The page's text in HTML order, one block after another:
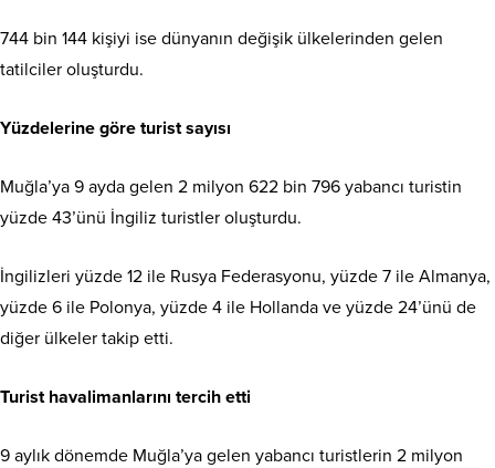
744 bin 144 kişiyi ise dünyanın değişik ülkelerinden gelen
tatilciler oluşturdu.
Yüzdelerine göre turist sayısı
Muğla’ya 9 ayda gelen 2 milyon 622 bin 796 yabancı turistin
yüzde 43’ünü İngiliz turistler oluşturdu.
İngilizleri yüzde 12 ile Rusya Federasyonu, yüzde 7 ile Almanya,
yüzde 6 ile Polonya, yüzde 4 ile Hollanda ve yüzde 24’ünü de
diğer ülkeler takip etti.
Turist havalimanlarını tercih etti
9 aylık dönemde Muğla’ya gelen yabancı turistlerin 2 milyon